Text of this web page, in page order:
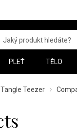
PLEŤ TĚLO
Tangle Teezer